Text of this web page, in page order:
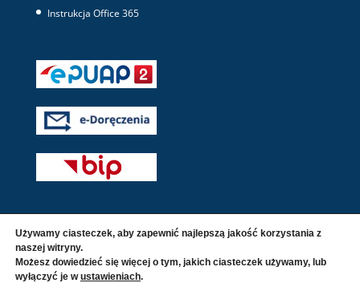
Instrukcja Office 365
Używamy ciasteczek, aby zapewnić najlepszą jakość korzystania z
naszej witryny.
Możesz dowiedzieć się więcej o tym, jakich ciasteczek używamy, lub
wyłączyć je wustawieniach.